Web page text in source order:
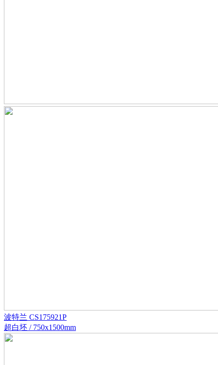
波特兰 CS175921P
超白坯 / 750x1500mm